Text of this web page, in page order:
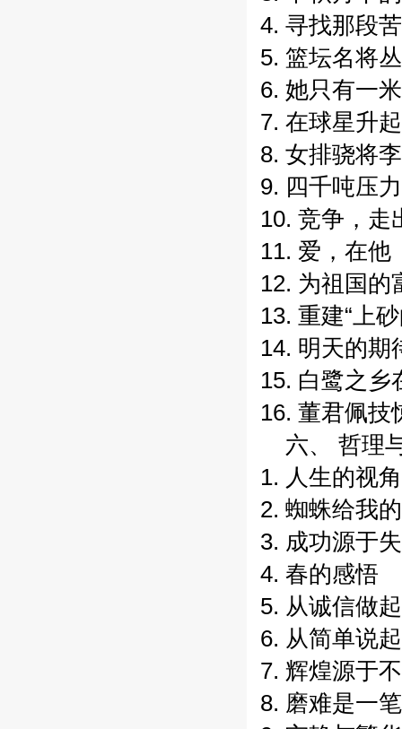
4. 寻找那段
5. 篮坛名将
6. 她只有一
7. 在球星升
8. 女排骁将
9. 四千吨压
10. 竞争，走
11. 爱，在他
12. 为祖国的
13. 重建“上
14. 明天的期
15. 白鹭之乡
16. 董君佩技
六、 哲理
1. 人生的视角
2. 蜘蛛给我
3. 成功源于
4. 春的感悟
5. 从诚信做起
6. 从简单说起
7. 辉煌源于
8. 磨难是一